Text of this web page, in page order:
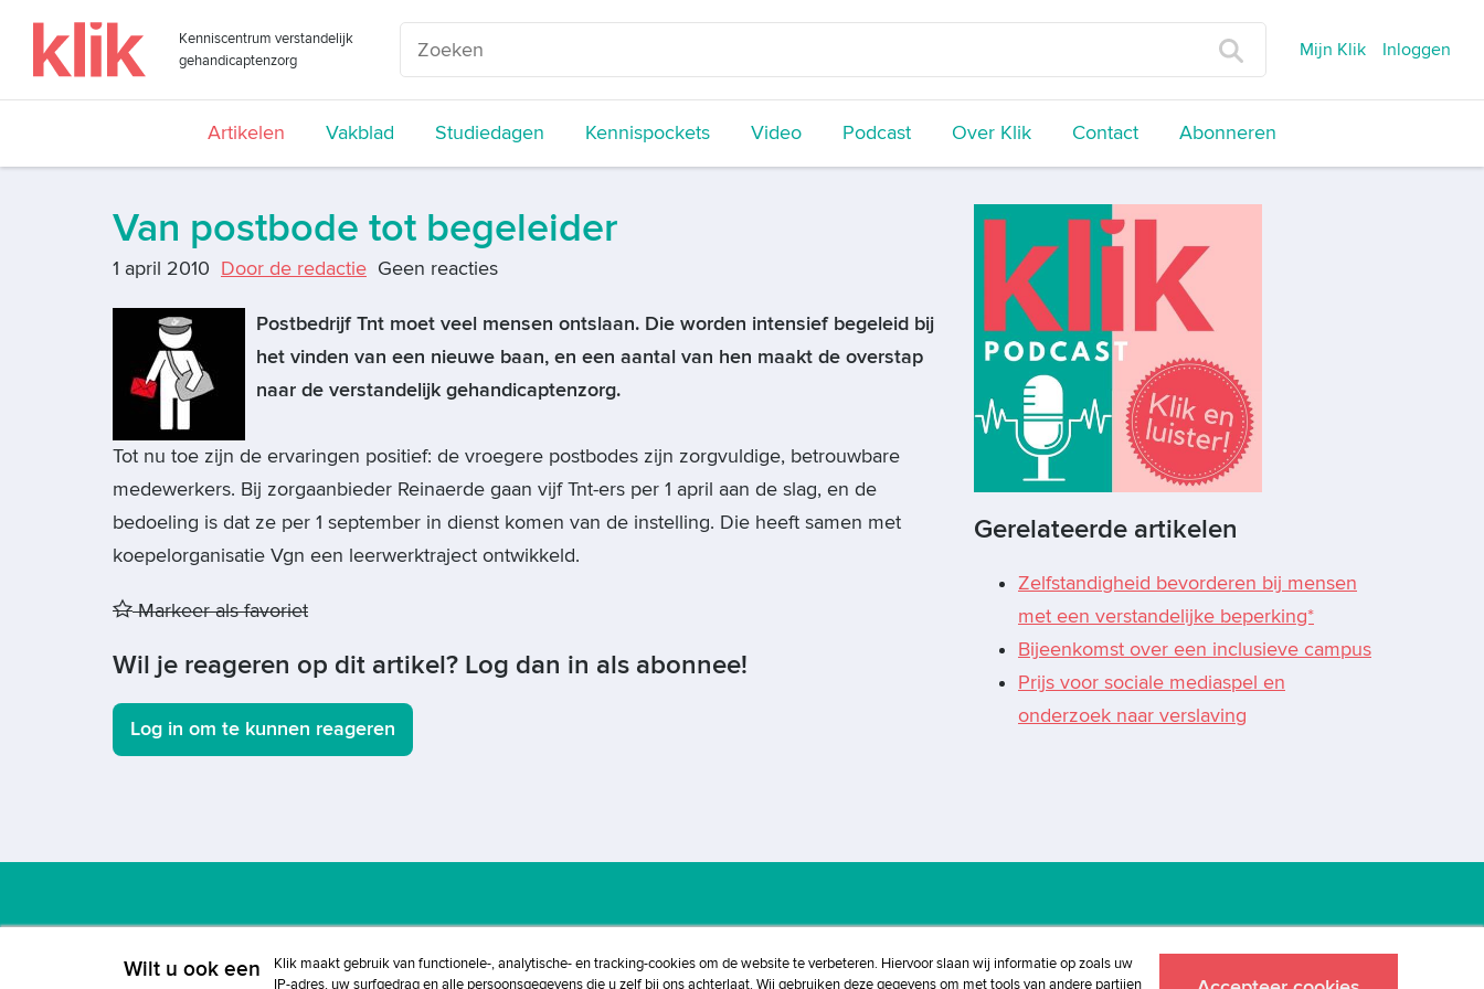
Kenniscentrum verstandelijk
gehandicaptenzorg
Mijn Klik Inloggen
Artikelen Vakblad Studiedagen Kennispockets Video Podcast Over Klik Contact Abonneren
Van postbode tot begeleider
1 april 2010 Door de redactie Geen reacties
Postbedrijf Tnt moet veel mensen ontslaan. Die worden intensief begeleid bij
het vinden van een nieuwe baan, en een aantal van hen maakt de overstap
naar de verstandelijk gehandicaptenzorg.
Tot nu toe zijn de ervaringen positief: de vroegere postbodes zijn zorgvuldige, betrouwbare
medewerkers. Bij zorgaanbieder Reinaerde gaan vijf Tnt-ers per 1 april aan de slag, en de
bedoeling is dat ze per 1 september in dienst komen van de instelling. Die heeft samen met
koepelorganisatie Vgn een leerwerktraject ontwikkeld.
Markeer als favoriet
Wil je reageren op dit artikel? Log dan in als abonnee!
Log in om te kunnen reageren
Gerelateerde artikelen
Zelfstandigheid bevorderen bij mensen
met een verstandelijke beperking*
Bijeenkomst over een inclusieve campus
Prijs voor sociale mediaspel en
onderzoek naar verslaving
Wilt u ook een
Klik maakt gebruik van functionele-, analytische- en tracking-cookies om de website te verbeteren. Hiervoor slaan wij informatie op zoals uw
IP-adres, uw surfgedrag en alle persoonsgegevens die u zelf bij ons achterlaat. Wij gebruiken deze gegevens om met tools van andere partijen